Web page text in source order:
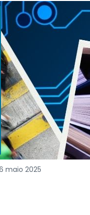
maio 2025